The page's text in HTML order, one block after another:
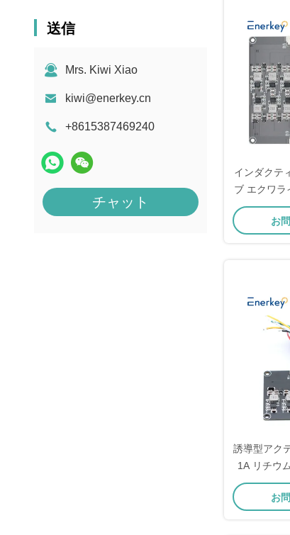
送信
Mrs. Kiwi Xiao
kiwi@enerkey.cn
+8615387469240
チャット
インダクテ
ブ エクワラ
除機用ライ
バ
お
誘導型アク
1A リチウ
6S バッ
お